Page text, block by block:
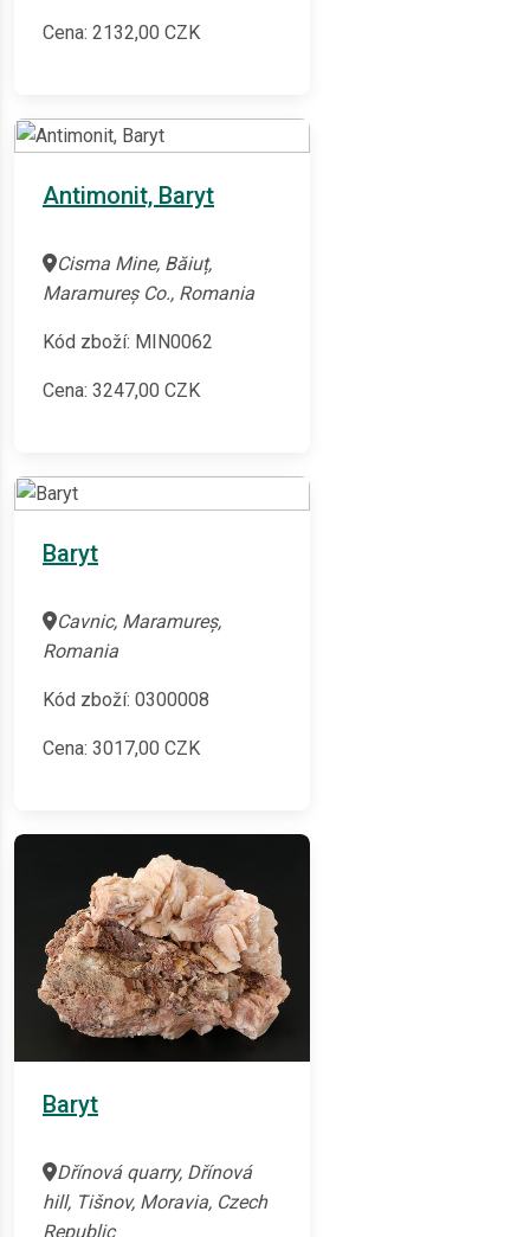
Cena: 2132,00 CZK
Antimonit, Baryt
Cisma Mine, Băiuț,
Maramureș Co., Romania
Kód zboží: MIN0062
Cena: 3247,00 CZK
Baryt
Cavnic, Maramureș,
Romania
Kód zboží: 0300008
Cena: 3017,00 CZK
Baryt
Dřínová quarry, Dřínová
hill, Tišnov, Moravia, Czech
Republic